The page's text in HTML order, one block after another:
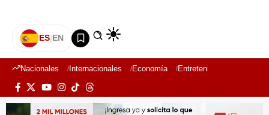
ES|EN
Nacionales Internacionales Economía Entretenimiento